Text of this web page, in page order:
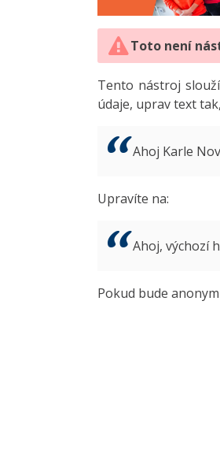
Toto není
Tento nástroj
údaje, uprav text
Ahoj Karle
Upravíte na:
Ahoj, výchozí
Pokud bude